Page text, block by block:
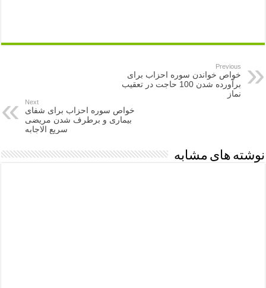
Previous
خواص خواندن سوره احزاب برای
برآورده شدن 100 حاجت در تعقیب
نماز
Next
خواص سوره احزاب برای شفای
بیماری و برطرف شدن مریضی
سریع الاجابه
نوشته های مشابه